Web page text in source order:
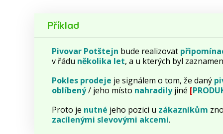
Příklad
Pivovar Potštejn bude realizovat
v řádu několika let, a u kterých byl
Pokles prodeje je signálem o tom, že daný
oblíbený/ jeho místo nahradilyjiné [
Proto je nutné jeho pozici u zákazníkům
zacílenými slevovými akcemi.